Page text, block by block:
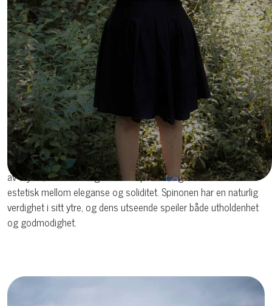
Pelsen til Spinone er et særegent trekk. Den er grov, tett, og 4-6
cm lang, og har en ru tekstur som gir god beskyttelse mot rusk,
vær og vann når den jobber i felt. Under det grove hårlaget
finnes det lite eller ingen underull, noe som gjør at rasen tåler
variert vær, men ikke ekstreme kuldeperioder over lengre tid.
Typiske farger for rasen er helhvit, hvit med oransje eller brune
skjatter, eller hvit med brune eller oransje flekker.
Spinone Italiano har skjegg og bustete øyenbryn som bidrar til
det karakteristiske, vennlige utseendet. Halen bæres lavt med en
svak kurve, og den er aldri kupert. Rasen gir overordnet inntrykk
av styrke, rustikkhet og arbeidskapasitet, og den balanserer
estetisk mellom eleganse og soliditet. Spinonen har en naturlig
verdighet i sitt ytre, og dens utseende speiler både utholdenhet
og godmodighet.